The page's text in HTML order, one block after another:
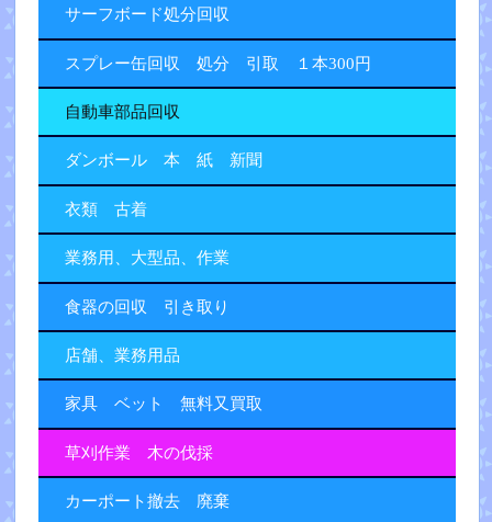
サーフボード処分回収
スプレー缶回収 処分 引取 １本300円
自動車部品回収
ダンボール 本 紙 新聞
衣類 古着
業務用、大型品、作業
食器の回収 引き取り
店舗、業務用品
家具 ベット 無料又買取
草刈作業 木の伐採
カーポート撤去 廃棄